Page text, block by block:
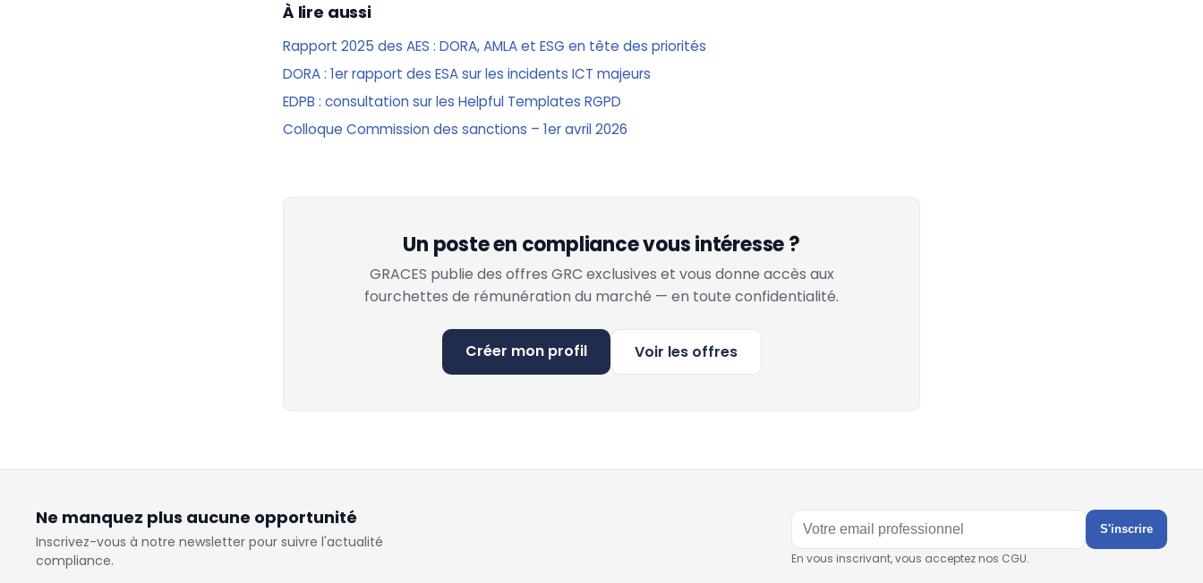
À lire aussi
Rapport 2025 des AES : DORA, AMLA et ESG en tête des priorités
DORA : 1er rapport des ESA sur les incidents ICT majeurs
EDPB : consultation sur les Helpful Templates RGPD
Colloque Commission des sanctions – 1er avril 2026
Un poste en compliance vous intéresse ?
GRACES publie des offres GRC exclusives et vous donne accès aux
fourchettes de rémunération du marché — en toute confidentialité.
Créer mon profil Voir les offres
Ne manquez plus aucune opportunité
Inscrivez-vous à notre newsletter pour suivre l'actualité
compliance.
S'inscrire
En vous inscrivant, vous acceptez nos CGU.